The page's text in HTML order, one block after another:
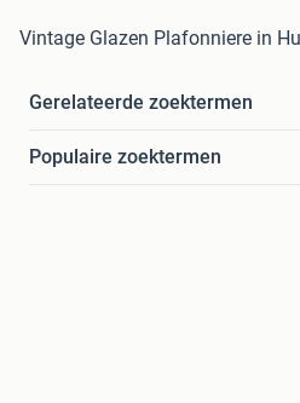
Vintage Glazen Plafonniere in
Gerelateerde zoektermen
Populaire zoektermen